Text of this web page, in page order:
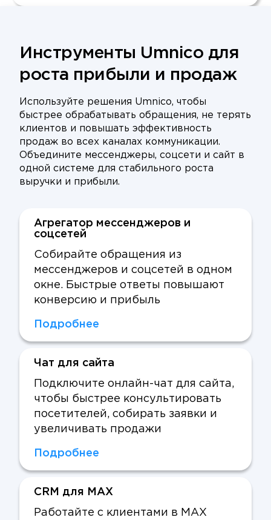
Инструменты Umnico для
роста прибыли и продаж
Используйте решения Umnico, чтобы
быстрее обрабатывать обращения, не терять
клиентов и повышать эффективность
продаж во всех каналах коммуникации.
Объедините мессенджеры, соцсети и сайт в
одной системе для стабильного роста
выручки и прибыли.
Агрегатор мессенджеров и
соцсетей
Собирайте обращения из
мессенджеров и соцсетей в одном
окне. Быстрые ответы повышают
конверсию и прибыль
Подробнее
Чат для сайта
Подключите онлайн-чат для сайта,
чтобы быстрее консультировать
посетителей, собирать заявки и
увеличивать продажи
Подробнее
CRM для MAX
Работайте с клиентами в MAX